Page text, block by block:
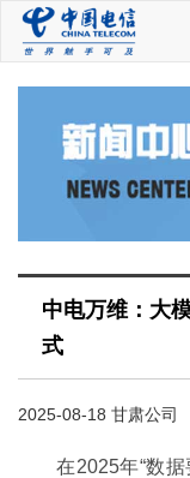
中电万维：大
式
2025-08-18 甘肃公司
在2025年“数